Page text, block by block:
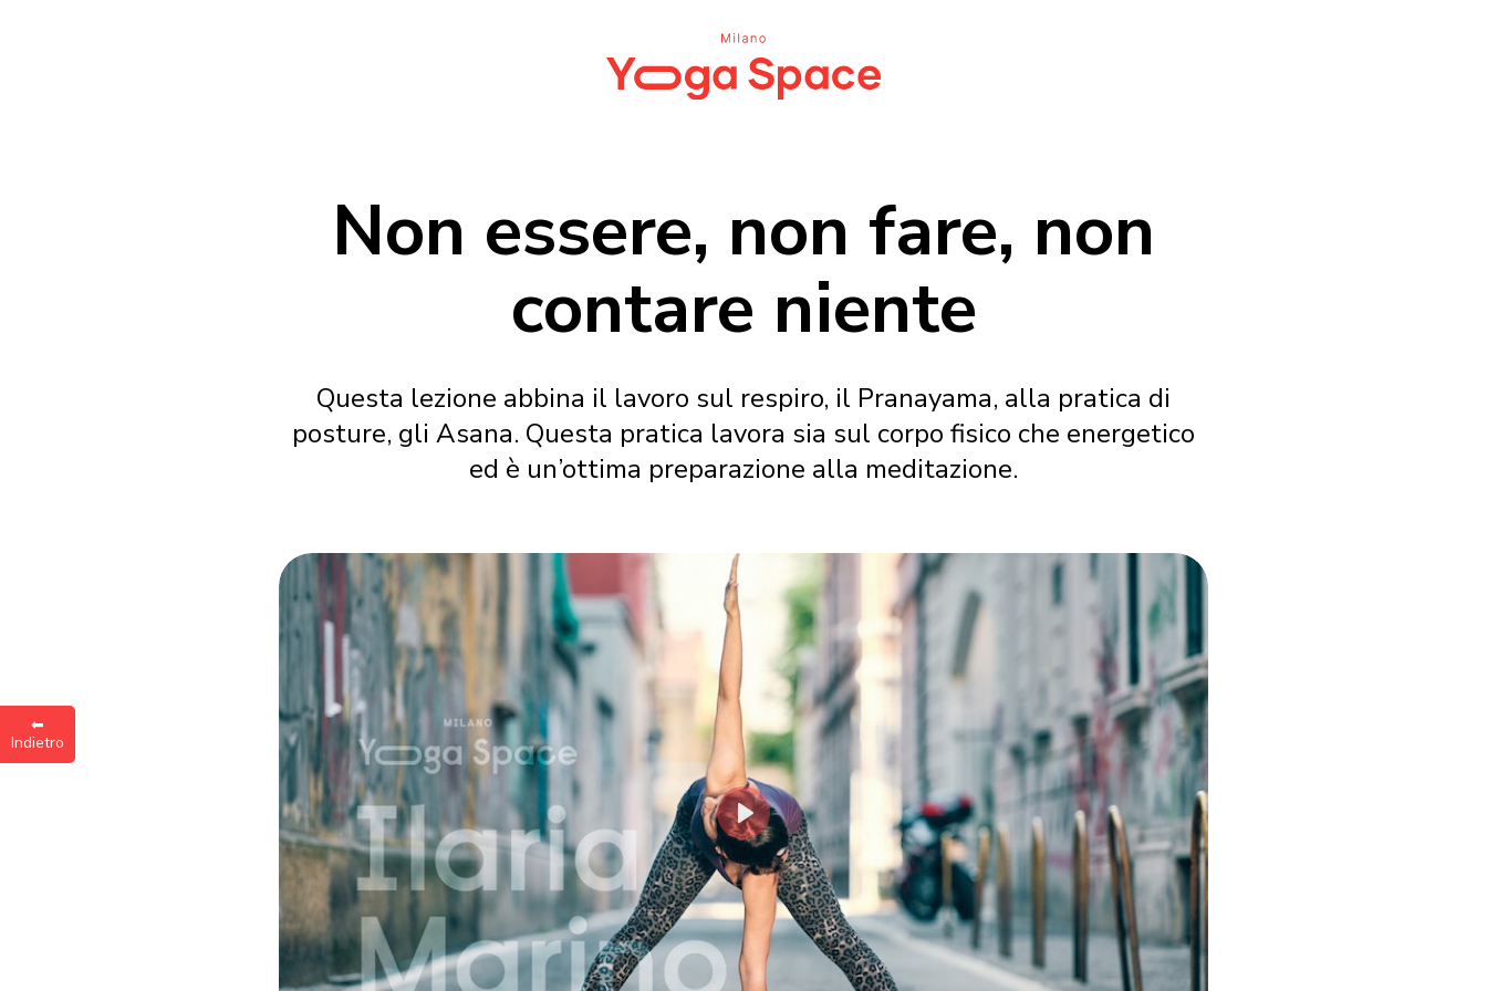
Non essere, non fare, non
contare niente
Questa lezione abbina il lavoro sul respiro, il Pranayama, alla pratica di
posture, gli Asana. Questa pratica lavora sia sul corpo fisico che energetico
ed è un’ottima preparazione alla meditazione.
Play
Login
Inserisci il tuo indirizzo email MindBody (quello che utilizzi per
acquistare e prenotare le lezioni su milanoyogaspace.com)
Accedi
⬅︎
Indietro